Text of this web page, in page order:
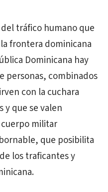
tráfico humano que
frontera dominicana
Dominicana hay
personas, combinados
con la cuchara
y que se valen
militar
que posibilita
los traficantes y